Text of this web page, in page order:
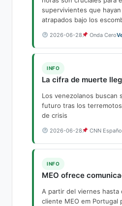
supervivientes que
atrapados bajo los
2026-06-28 Onda Cero
INFO
La cifra de muerte
Los venezolanos buscan
futuro tras los
de crisis
2026-06-28 CNN
INFO
MEO ofrece
A partir del viernes hasta
cliente MEO em Portugal